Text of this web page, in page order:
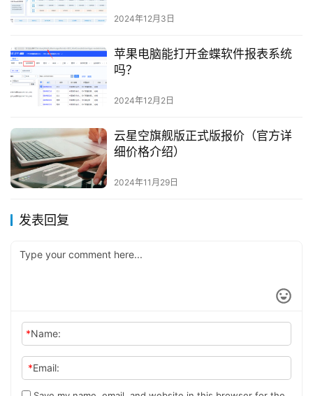
2024年12月3日
苹果电脑能打开金蝶软件报表系统
吗？
2024年12月2日
云星空旗舰版正式版报价（官方详
细价格介绍）
2024年11月29日
发表回复
*Name:
*Email: